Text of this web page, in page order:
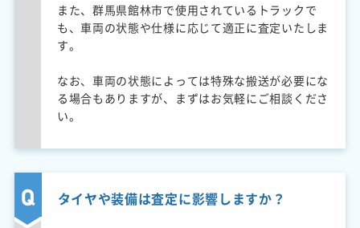
また、群馬県館林市で使用されているトラックで
も、車両の状態や仕様に応じて適正に査定いたしま
す。
なお、車両の状態によっては特殊な搬送が必要にな
る場合もありますが、まずはお気軽にご相談くださ
い。
タイヤや装備は査定に影響しますか？